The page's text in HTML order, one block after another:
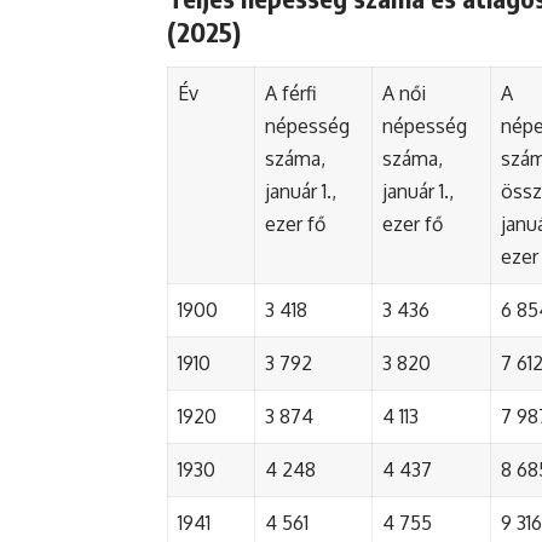
(2025)
Év
A férfi
népesség
száma,
január 1.,
ezer fő
A női
népesség
száma,
január 1.,
ezer fő
A
1900 3 418 3 436 6
1910 3 792 3 820 7 612
1920 3 874 4 113 7
1930 4 248 4 437 8
1941 4 561 4 755 9 316